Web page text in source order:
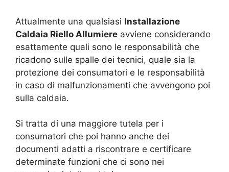
Attualmente una qualsiasi Installazione
Caldaia Riello Allumiere avviene considerando
esattamente quali sono le responsabilità che
ricadono sulle spalle dei tecnici, quale sia la
protezione dei consumatori e le responsabilità
in caso di malfunzionamenti che avvengono poi
sulla caldaia.
Si tratta di una maggiore tutela per i
consumatori che poi hanno anche dei
documenti adatti a riscontrare e certificare
determinate funzioni che ci sono nei